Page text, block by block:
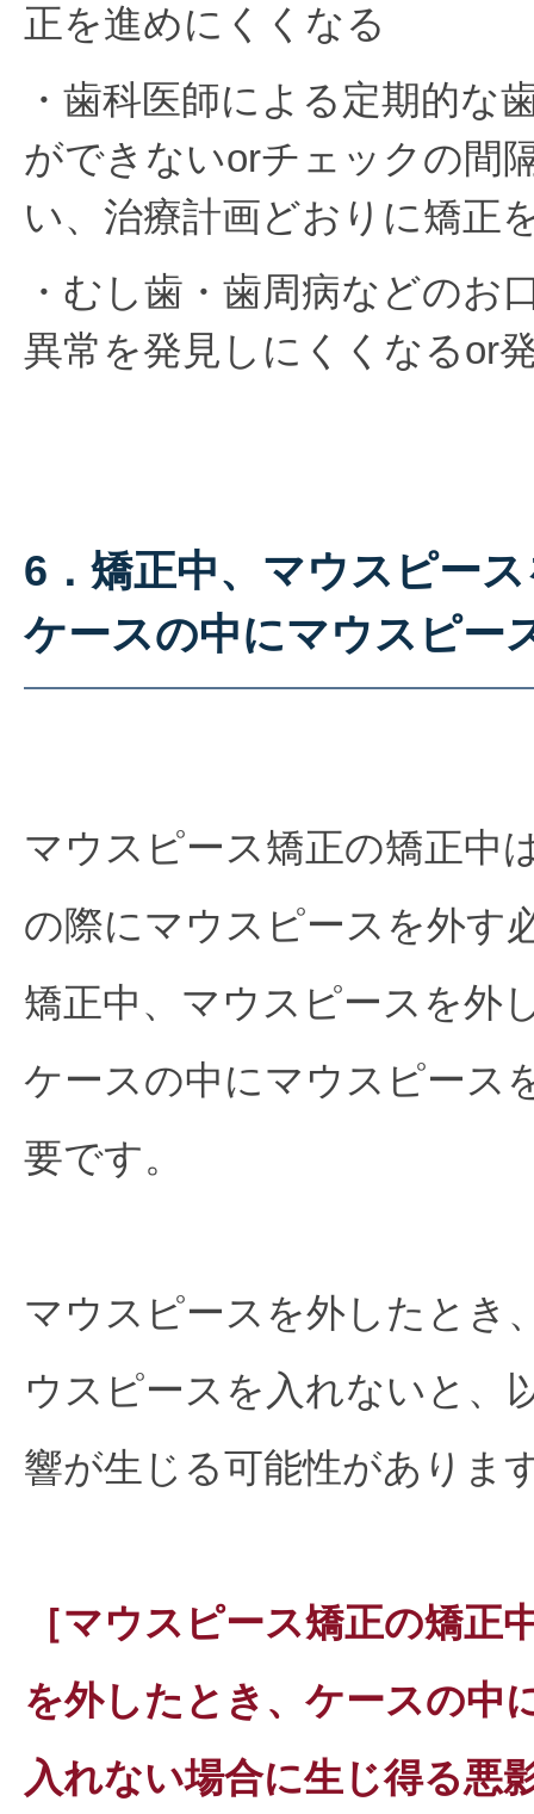
正を進めにくくなる
・歯科医師による定期的な
ができないorチェックの間
い、治療計画どおりに矯正
・むし歯・歯周病などのお
異常を発見しにくくなるor
6．矯正中、マウスピー
ケースの中にマウスピー
マウスピース矯正の矯正中
の際にマウスピースを外す
矯正中、マウスピースを外
ケースの中にマウスピース
要です。
マウスピースを外したとき
ウスピースを入れないと、
響が生じる可能性がありま
［マウスピース矯正の矯正
を外したとき、ケースの中
入れない場合に生じ得る悪